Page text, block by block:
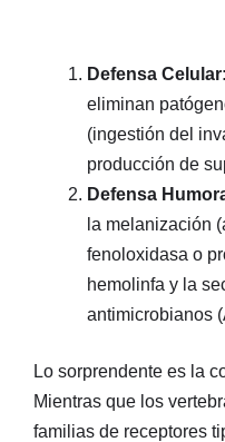
Defensa Celular:
eliminan
(ingestión del
producción de
Defensa
la melanización
fenoloxidasa o
hemolinfa y la
antimicrobianos
Lo sorprendente es la
Mientras que los
familias de receptores